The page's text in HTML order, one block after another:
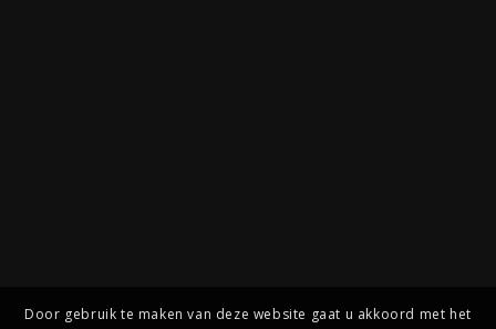
Door gebruik te maken van deze website gaat u akkoord met het